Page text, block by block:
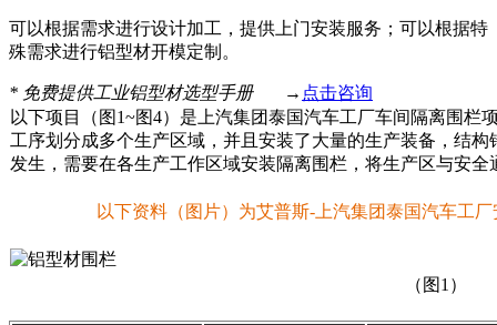
可以根据需求进行设计加工，提供上门安装服务；可以根据特
殊需求进行铝型材开模定制。
* 免费提供工业铝型材选型手册 → 点击咨询
以下项目（图1~图4）是上汽集团泰国汽车工厂车间隔离围栏
工序划分成多个生产区域，并且安装了大量的生产装备，结
发生，需要在各生产工作区域安装隔离围栏，将生产区与安
以下资料（图片）为艾普斯-上汽集团泰国汽车工
（图1）